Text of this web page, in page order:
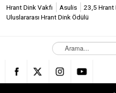
Hrant Dink Vakfı Asulis
23,5 Hrant
Uluslararası Hrant Dink Ödülü
A
r
m
a